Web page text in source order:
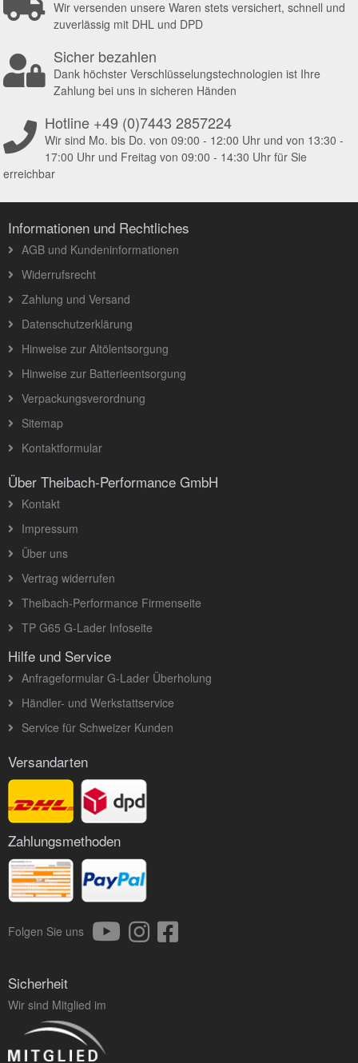
Wir versenden unsere Waren stets versichert, schnell und
zuverlässig mit DHL und DPD
Sicher bezahlen
Dank höchster Verschlüsselungstechnologien ist Ihre
Zahlung bei uns in sicheren Händen
Hotline +49 (0)7443 2857224
Wir sind Mo. bis Do. von 09:00 - 12:00 Uhr und von 13:30 -
17:00 Uhr und Freitag von 09:00 - 14:30 Uhr für Sie
erreichbar
Informationen und Rechtliches
AGB und Kundeninformationen
Widerrufsrecht
Zahlung und Versand
Datenschutzerklärung
Hinweise zur Altölentsorgung
Hinweise zur Batterieentsorgung
Verpackungsverordnung
Sitemap
Kontaktformular
Über Theibach-Performance GmbH
Kontakt
Impressum
Über uns
Vertrag widerrufen
Theibach-Performance Firmenseite
TP G65 G-Lader Infoseite
Hilfe und Service
Anfrageformular G-Lader Überholung
Händler- und Werkstattservice
Service für Schweizer Kunden
Versandarten
Zahlungsmethoden
Folgen Sie uns
Sicherheit
Wir sind Mitglied im